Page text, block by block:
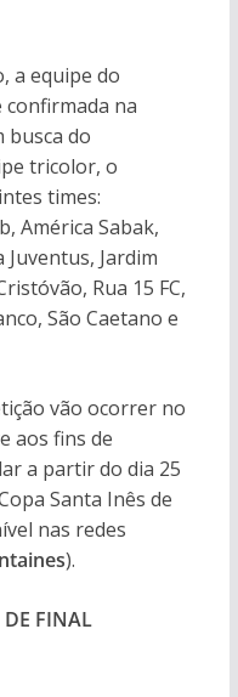
a equipe do
confirmada na
busca do
tricolor, o
times:
América Sabak,
Juventus, Jardim
Rua 15 FC,
São Caetano e
vão ocorrer no
aos fins de
a partir do dia 25
Santa Inês de
nas redes
).
DE FINAL